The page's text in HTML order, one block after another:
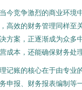
今竞争激烈的商业环境
高效的财务管理同样至
方案，正逐渐成为众多
成本，还能确保财务处
记账的核心在于由专业
申报、财务报表编制等